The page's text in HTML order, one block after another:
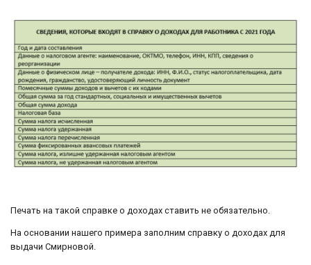
Печать на такой справке о доходах ставить не обязательно.
На основании нашего примера заполним справку о доходах для
выдачи Смирновой.